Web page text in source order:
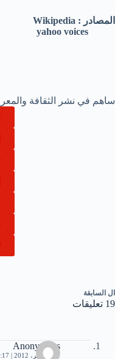
المصادر : Wikipedia
ساهم في نشر الثقافة
ال السابقة
19 تعليقات
Anonymous
11 سبتمبر، 2012 | 7:17 م